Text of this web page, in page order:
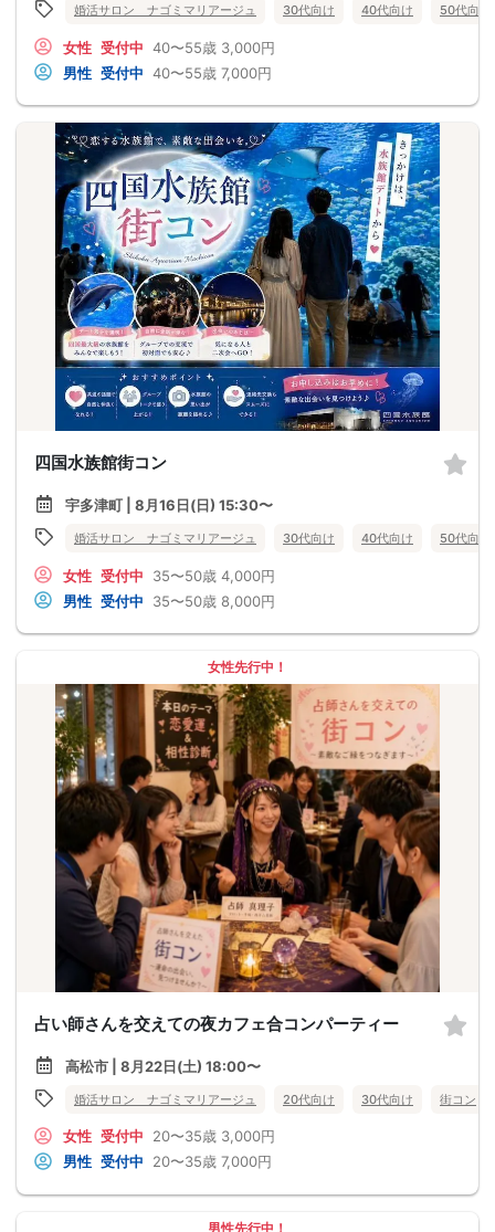
婚活サロン ナゴミマリアージュ 30代向け 40代向け 50代向け
女性 受付中 40〜55歳 3,000円
男性 受付中 40〜55歳 7,000円
四国水族館街コン
宇多津町 | 8月16日(日) 15:30〜
婚活サロン ナゴミマリアージュ 30代向け 40代向け 50代向け
女性 受付中 35〜50歳 4,000円
男性 受付中 35〜50歳 8,000円
女性先行中！
占い師さんを交えての夜カフェ合コンパーティー
高松市 | 8月22日(土) 18:00〜
婚活サロン ナゴミマリアージュ 20代向け 30代向け 街コン
女性 受付中 20〜35歳 3,000円
男性 受付中 20〜35歳 7,000円
男性先行中！